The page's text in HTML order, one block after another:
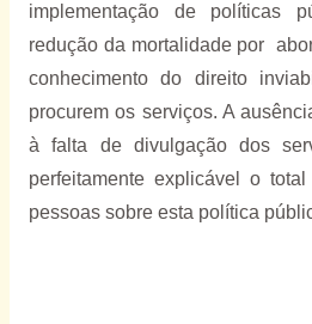
implementação de políticas
redução da mortalidade por
conhecimento do direito
procurem os serviços. A
à falta de divulgação dos
perfeitamente explicável o
pessoas sobre esta política